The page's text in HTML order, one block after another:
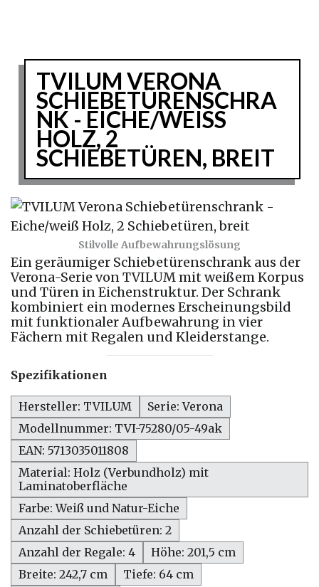
Stilvolle Aufbewahrungslösung
TVILUM VERONA
SCHIEBETÜRENSCHRA
NK - EICHE/WEISS H
OLZ, 2 S
CHIEBETÜREN, BREIT
Ein geräumiger Schiebetürenschrank aus der
Verona-Serie von TVILUM mit weißem Korpus
und Türen in Eichenstruktur. Der Schrank
kombiniert ein modernes Erscheinungsbild
mit funktionaler Aufbewahrung in vier
Fächern mit Regalen und Kleiderstange.
Spezifikationen
Hersteller: TVILUM
Serie: Verona
Modellnummer: TVI-75280/05-49ak
EAN: 5713035011808
Material: Holz (Verbundholz) mit
Laminatoberfläche
Farbe: Weiß und Natur-Eiche
Anzahl der Schiebetüren: 2
Anzahl der Regale: 4
Höhe: 201,5 cm
Breite: 242,7 cm
Tiefe: 64 cm